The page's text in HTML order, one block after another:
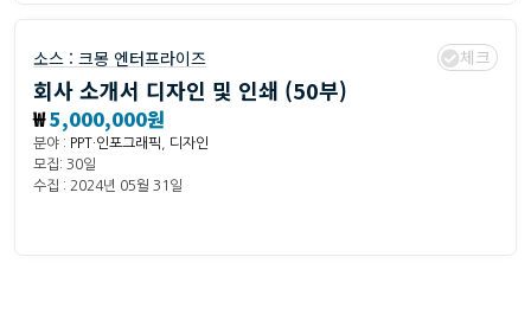
소스 : 크몽 엔터프라이즈 체크
회사 소개서 디자인 및 인쇄 (50부)
₩5,000,000원
분야 : PPT·인포그래픽
디자인
모집: 30일
수집 : 2024년 05월 31일